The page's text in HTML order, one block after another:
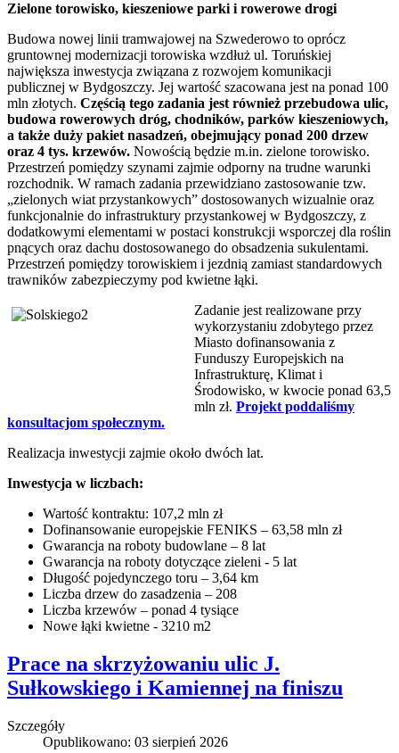
Zielone torowisko, kieszeniowe parki i rowerowe drogi
Budowa nowej linii tramwajowej na Szwederowo to oprócz
gruntownej modernizacji torowiska wzdłuż ul. Toruńskiej
największa inwestycja związana z rozwojem komunikacji
publicznej w Bydgoszczy. Jej wartość szacowana jest na ponad 100
mln złotych. Częścią tego zadania jest również przebudowa ulic,
budowa rowerowych dróg, chodników, parków kieszeniowych,
a także duży pakiet nasadzeń, obejmujący ponad 200 drzew
oraz 4 tys. krzewów. Nowością będzie m.in. zielone torowisko.
Przestrzeń pomiędzy szynami zajmie odporny na trudne warunki
rozchodnik. W ramach zadania przewidziano zastosowanie tzw.
„zielonych wiat przystankowych” dostosowanych wizualnie oraz
funkcjonalnie do infrastruktury przystankowej w Bydgoszczy, z
dodatkowymi elementami w postaci konstrukcji wsporczej dla roślin
pnących oraz dachu dostosowanego do obsadzenia sukulentami.
Przestrzeń pomiędzy torowiskiem i jezdnią zamiast standardowych
trawników zabezpieczymy pod kwietne łąki.
Zadanie jest realizowane przy
wykorzystaniu zdobytego przez
Miasto dofinansowania z
Funduszy Europejskich na
Infrastrukturę, Klimat i
Środowisko, w kwocie ponad 63,5
mln zł. Projekt poddaliśmy
konsultacjom społecznym.
Realizacja inwestycji zajmie około dwóch lat.
Inwestycja w liczbach:
Wartość kontraktu: 107,2 mln zł
Dofinansowanie europejskie FENIKS – 63,58 mln zł
Gwarancja na roboty budowlane – 8 lat
Gwarancja na roboty dotyczące zieleni - 5 lat
Długość pojedynczego toru – 3,64 km
Liczba drzew do zasadzenia – 208
Liczba krzewów – ponad 4 tysiące
Nowe łąki kwietne - 3210 m2
Prace na skrzyżowaniu ulic J.
Sułkowskiego i Kamiennej na finiszu
Szczegóły
Opublikowano: 03 sierpień 2026